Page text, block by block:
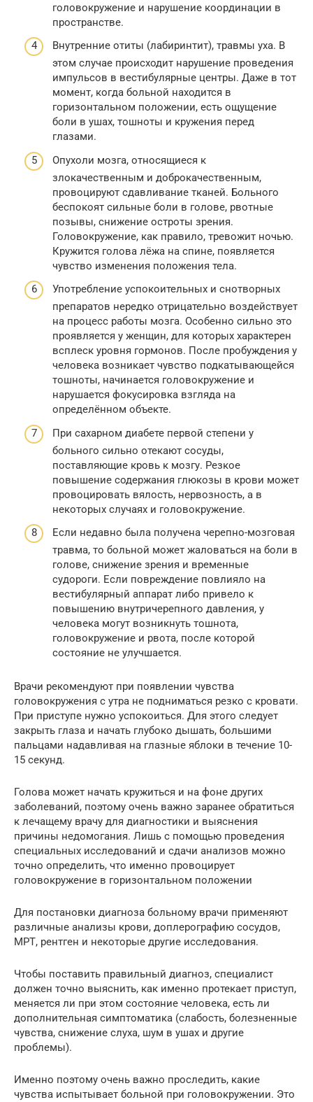
головокружение и нарушение координации в
пространстве.
Внутренние отиты (лабиринтит), травмы уха. В
этом случае происходит нарушение проведения
импульсов в вестибулярные центры. Даже в тот
момент, когда больной находится в
горизонтальном положении, есть ощущение
боли в ушах, тошноты и кружения перед
глазами.
Опухоли мозга, относящиеся к
злокачественным и доброкачественным,
провоцируют сдавливание тканей. Больного
беспокоят сильные боли в голове, рвотные
позывы, снижение остроты зрения.
Головокружение, как правило, тревожит ночью.
Кружится голова лёжа на спине, появляется
чувство изменения положения тела.
Употребление успокоительных и снотворных
препаратов нередко отрицательно воздействует
на процесс работы мозга. Особенно сильно это
проявляется у женщин, для которых характерен
всплеск уровня гормонов. После пробуждения у
человека возникает чувство подкатывающейся
тошноты, начинается головокружение и
нарушается фокусировка взгляда на
определённом объекте.
При сахарном диабете первой степени у
больного сильно отекают сосуды,
поставляющие кровь к мозгу. Резкое
повышение содержания глюкозы в крови может
провоцировать вялость, нервозность, а в
некоторых случаях и головокружение.
Если недавно была получена черепно-мозговая
травма, то больной может жаловаться на боли в
голове, снижение зрения и временные
судороги. Если повреждение повлияло на
вестибулярный аппарат либо привело к
повышению внутричерепного давления, у
человека могут возникнуть тошнота,
головокружение и рвота, после которой
состояние не улучшается.
Врачи рекомендуют при появлении чувства
головокружения с утра не подниматься резко с кровати.
При приступе нужно успокоиться. Для этого следует
закрыть глаза и начать глубоко дышать, большими
пальцами надавливая на глазные яблоки в течение 10-
15 секунд.
Голова может начать кружиться и на фоне других
заболеваний, поэтому очень важно заранее обратиться
к лечащему врачу для диагностики и выяснения
причины недомогания. Лишь с помощью проведения
специальных исследований и сдачи анализов можно
точно определить, что именно провоцирует
головокружение в горизонтальном положении
Для постановки диагноза больному врачи применяют
различные анализы крови, доплерографию сосудов,
МРТ, рентген и некоторые другие исследования.
Чтобы поставить правильный диагноз, специалист
должен точно выяснить, как именно протекает приступ,
меняется ли при этом состояние человека, есть ли
дополнительная симптоматика (слабость, болезненные
чувства, снижение слуха, шум в ушах и другие
проблемы).
Именно поэтому очень важно проследить, какие
чувства испытывает больной при головокружении. Это